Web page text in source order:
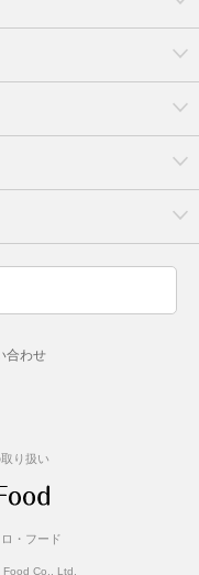
合わせ
り扱い
・フード
Food Co., Ltd.